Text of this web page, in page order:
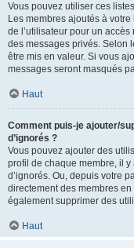
Vous pouvez utiliser ces
Les membres ajoutés à
de l’utilisateur pour un
des messages privés. Selon
être mis en valeur. Si vous
messages seront masqués
Haut
Comment puis-je ajouter/
d’ignorés ?
Vous pouvez ajouter des
profil de chaque membre, il y
d’ignorés. Ou, depuis votre
directement des membres
également supprimer des
Haut